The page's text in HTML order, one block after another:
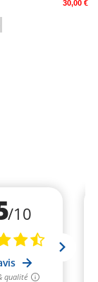
30,00 €